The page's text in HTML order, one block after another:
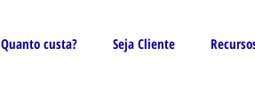
Quanto custa? Seja Cliente